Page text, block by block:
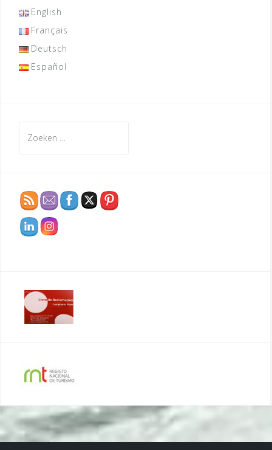
English
Français
Deutsch
Español
naar: